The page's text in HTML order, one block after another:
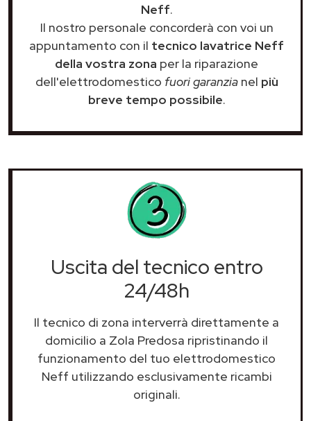
Neff.
Il nostro personale concorderà con voi un
appuntamento con il tecnico lavatrice Neff
della vostra zona per la riparazione
dell'elettrodomestico fuori garanzianel più
breve tempo possibile.
Uscita del tecnico entro
24/48h
Il tecnico di zona interverrà direttamente a
domicilio a Zola Predosa ripristinando il
funzionamento del tuo elettrodomestico
Neff utilizzando esclusivamente ricambi
originali.